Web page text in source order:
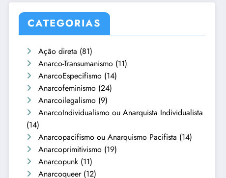
CATEGORIAS
Ação direta (81)
Anarco-Transumanismo (11)
AnarcoEspecifismo (14)
Anarcofeminismo (24)
Anarcoilegalismo (9)
AnarcoIndividualismo ou Anarquista Individualista
(14)
Anarcopacifismo ou Anarquismo Pacifista (14)
Anarcoprimitivismo (19)
Anarcopunk (11)
Anarcoqueer(12)